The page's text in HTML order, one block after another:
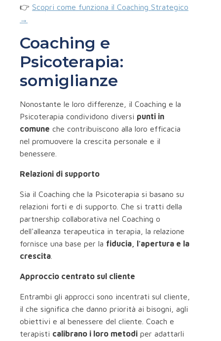
👉 Scopri come funziona il Coaching Strategico
→
Coaching e
Psicoterapia:
somiglianze
Nonostante le loro differenze, il Coaching e la
Psicoterapia condividono diversi punti in
comune che contribuiscono alla loro efficacia
nel promuovere la crescita personale e il
benessere.
Relazioni di supporto
Sia il Coaching che la Psicoterapia si basano su
relazioni forti e di supporto. Che si tratti della
partnership collaborativa nel Coaching o
dell'alleanza terapeutica in terapia, la relazione
fornisce una base per la fiducia, l'apertura e la
crescita
Approccio centrato sul cliente
Entrambi gli approcci sono incentrati sul cliente,
il che significa che danno priorità ai bisogni, agli
obiettivi e al benessere del cliente. Coach e
terapisti calibrano i loro metodi per adattarli